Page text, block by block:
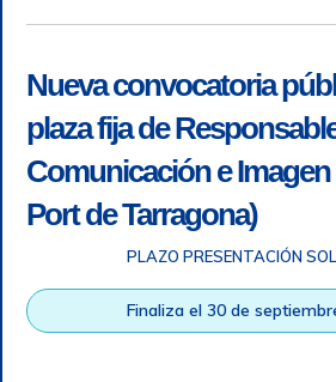
Autoridad Portuaria de Tarragona ©
Nueva convocatoria
plaza fija de
Comunicación e
Port de Tarragona)
PLAZO PRESENTACIÓN
Finaliza el 30 de